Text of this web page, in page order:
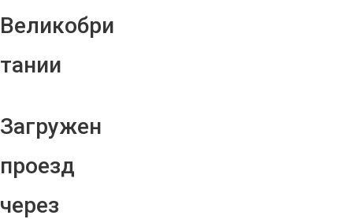
Великобри
тании
Загружен
проезд
через